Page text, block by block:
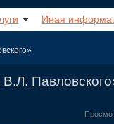
Иная